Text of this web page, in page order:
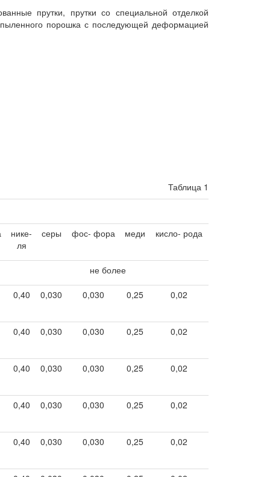
прутки, прутки со специальной отделкой
порошка с последующей деформацией
Таблица 1
нике-
ля
серы фос- фора меди кисло- рода
не более
0,40 0,030 0,030 0,25 0,02
0,40 0,030 0,030 0,25 0,02
0,40 0,030 0,030 0,25 0,02
0,40 0,030 0,030 0,25 0,02
0,40 0,030 0,030 0,25 0,02